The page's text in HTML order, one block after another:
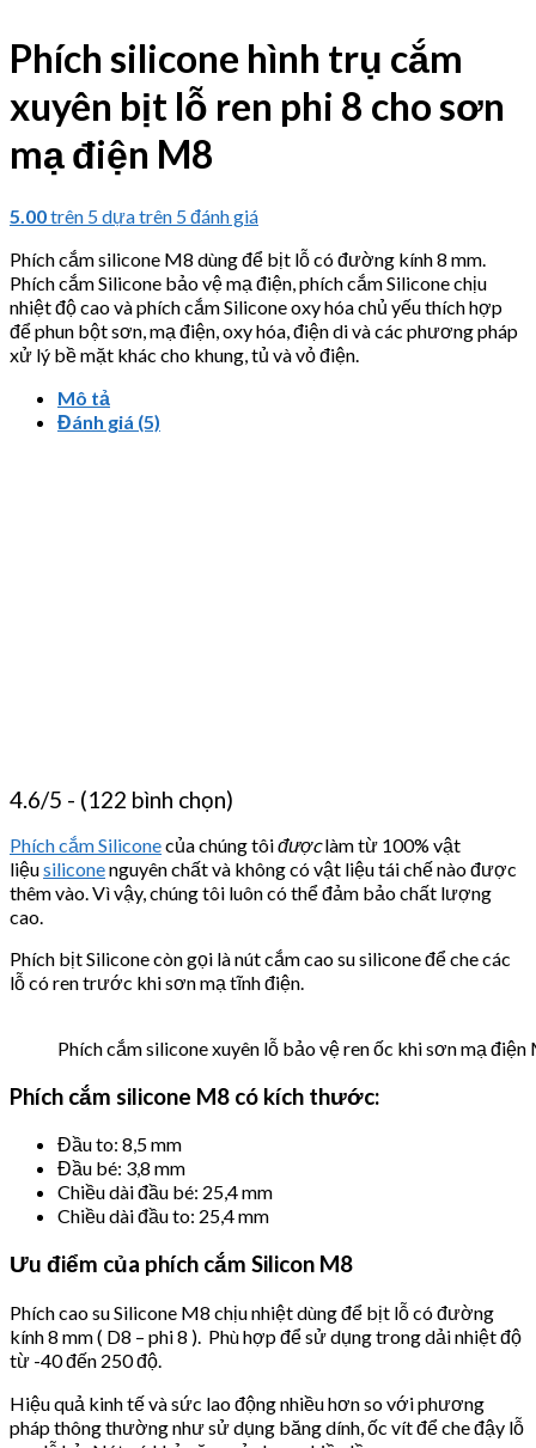
Phích silicone hình trụ cắm
xuyên bịt lỗ ren phi 8 cho sơn
mạ điện M8
5.00trên 5 dựa trên 5đánh giá
Phích cắm silicone M8 dùng để bịt lỗ có đường kính 8 mm.
Phích cắm Silicone bảo vệ mạ điện, phích cắm Silicone chịu
nhiệt độ cao và phích cắm Silicone oxy hóa chủ yếu thích hợp
để phun bột sơn, mạ điện, oxy hóa, điện di và các phương pháp
xử lý bề mặt khác cho khung, tủ và vỏ điện.
Mô tả
Đánh giá (5)
4.6/5 - (122 bình chọn)
Phích cắm Siliconecủa chúng tôiđượclàm từ 100% vật
liệusiliconenguyên chất và không có vật liệu tái chế nào được
thêm vào. Vì vậy, chúng tôi luôn có thể đảm bảo chất lượng
cao.
Phích bịt Silicone còn gọi là nút cắm cao su silicone để che các
lỗ có ren trước khi sơn mạ tĩnh điện.
Phích cắm silicone xuyên lỗ bảo vệ ren ốc khi sơn mạ điện
Phích cắm silicone M8 có kích thước:
Đầu to: 8,5 mm
Đầu bé: 3,8 mm
Chiều dài đầu bé: 25,4 mm
Chiều dài đầu to: 25,4 mm
Ưu điểm của phích cắm Silicon M8
Phích cao su Silicone M8 chịu nhiệt dùng để bịt lỗ có đường
kính 8 mm ( D8 – phi 8 ). Phù hợp để sử dụng trong dải nhiệt độ
từ -40 đến 250 độ.
Hiệu quả kinh tế và sức lao động nhiều hơn so với phương
pháp thông thường như sử dụng băng dính, ốc vít để che đậy lỗ